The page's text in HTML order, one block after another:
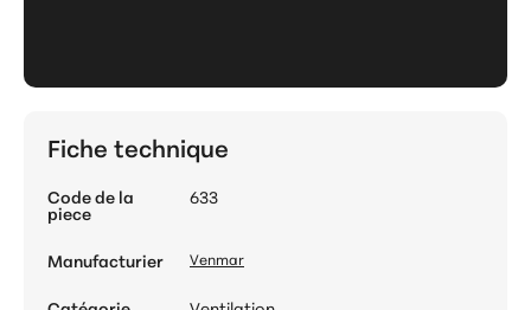
Fiche technique
Code de la
piece
633
Manufacturier Venmar